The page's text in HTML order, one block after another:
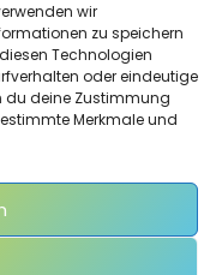
wir
zu speichern
Technologien
oder eindeutige
du deine Zustimmung
Merkmale und
MAIL-ZUGANG
von 08.00 –